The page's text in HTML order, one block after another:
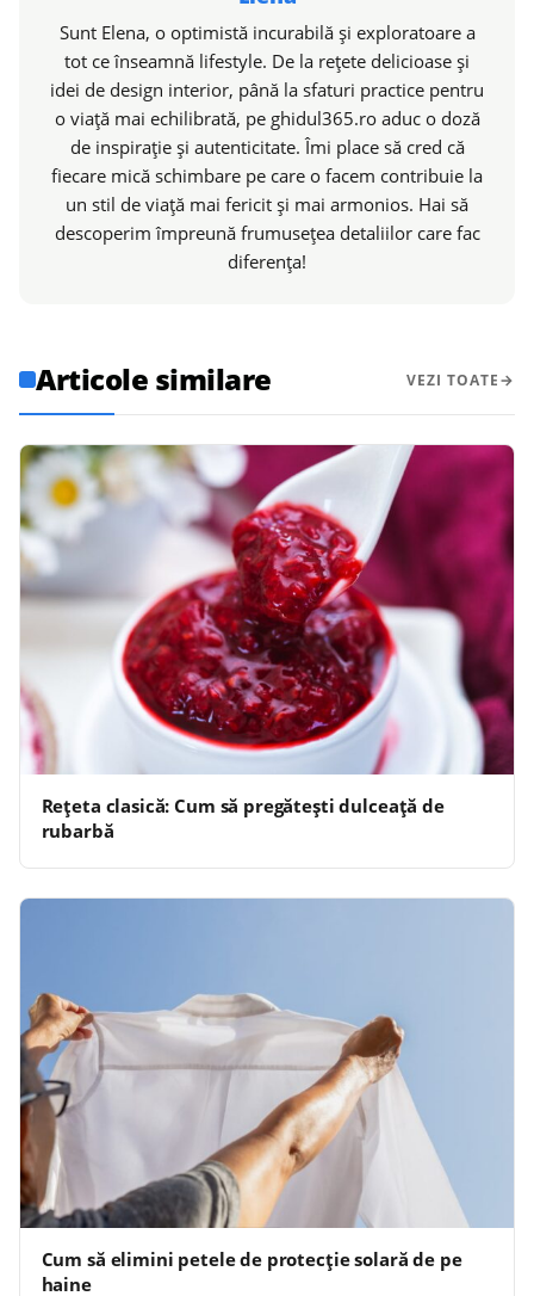
Sunt Elena, o optimistă incurabilă și exploratoare a
tot ce înseamnă lifestyle. De la rețete delicioase și
idei de design interior, până la sfaturi practice pentru
o viață mai echilibrată, pe ghidul365.ro aduc o doză
de inspirație și autenticitate. Îmi place să cred că
fiecare mică schimbare pe care o facem contribuie la
un stil de viață mai fericit și mai armonios. Hai să
descoperim împreună frumusețea detaliilor care fac
diferența!
Articole similare VEZI TOATE
Rețeta clasică: Cum să pregătești dulceață de
rubarbă
Cum să elimini petele de protecție solară de pe
haine